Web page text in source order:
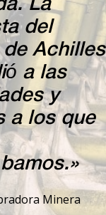
La
del
Achilles
a las
y
a los que
Minera